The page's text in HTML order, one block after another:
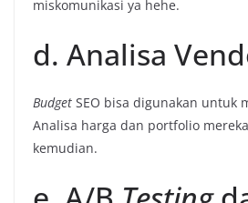
miskomunikasi ya hehe.
d. Analisa
Budget SEO bisa digunakan untuk
Analisa harga dan portfolio
kemudian.